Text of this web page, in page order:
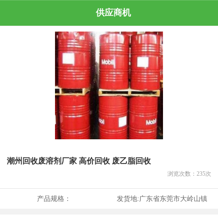
供应商机
潮州回收废溶剂厂家 高价回收 废乙脂回收
浏览次数： 235次
产品规格： 发货地:广东省东莞市大岭山镇